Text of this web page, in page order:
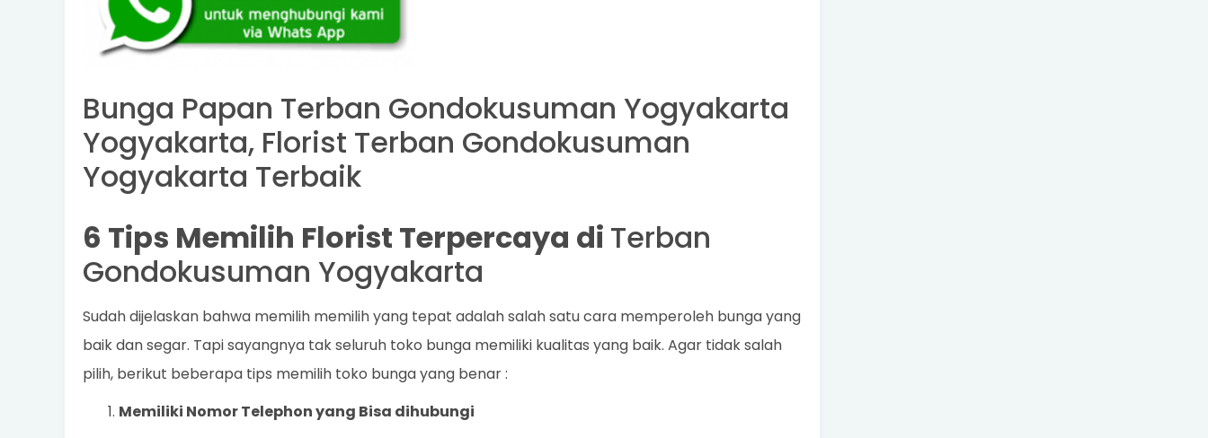
Bunga Papan Terban Gondokusuman Yogyakarta
Yogyakarta, Florist Terban Gondokusuman
Yogyakarta Terbaik
6 Tips Memilih Florist Terpercaya di Terban
Gondokusuman Yogyakarta
Sudah dijelaskan bahwa memilih memilih yang tepat adalah salah satu cara memperoleh bunga yang
baik dan segar. Tapi sayangnya tak seluruh toko bunga memiliki kualitas yang baik. Agar tidak salah
pilih, berikut beberapa tips memilih toko bunga yang benar :
Memiliki Nomor Telephon yang Bisa dihubungi